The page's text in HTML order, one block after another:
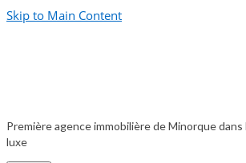
Skip to Main Content
Première agence immobilière de Minorque
luxe